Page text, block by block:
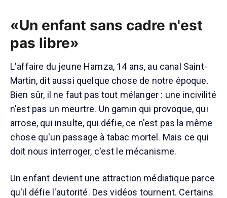
«Un enfant sans cadre n'est
pas libre»
L'affaire du jeune Hamza, 14 ans, au canal Saint-
Martin, dit aussi quelque chose de notre époque.
Bien sûr, il ne faut pas tout mélanger : une incivilité
n'est pas un meurtre. Un gamin qui provoque, qui
arrose, qui insulte, qui défie, ce n'est pas la même
chose qu'un passage à tabac mortel. Mais ce qui
doit nous interroger, c'est le mécanisme.
Un enfant devient une attraction médiatique parce
qu'il défie l'autorité. Des vidéos tournent. Certains